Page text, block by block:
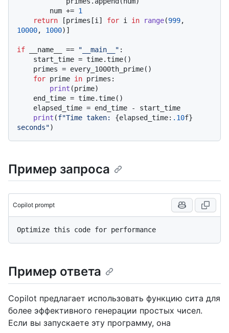
        num +=
1
return [primes[i] for i in range(999
10000, 1000)]
if __name__ == "__main__" :
for prime in primes:
print (prime)
print (f"Time taken: {elapsed_time: .10f}
seconds"
Пример запроса
Copilot prompt
Пример ответа
Copilot предлагает использовать функцию сита для
более эффективного генерации простых чисел.
Если вы запускаете эту программу, она